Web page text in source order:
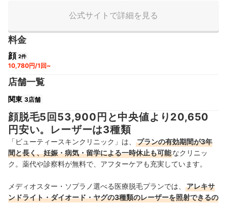
公式サイトで詳細を見る
料金
顔 2件
10,780円/1回~
店舗一覧
関東 3店舗
顔脱毛5回53,900円と中央値より20,650
円安い。レーザーは3種類
「ビューティースキンクリニック」は、
プランの有効期間が3年
間と長く、妊娠・病気・留学による一時休止も可能なクリニッ
ク。薬代や診察料が無料で、アフターケアも充実しています。
メディオスター・ソプラノ選べる医療脱毛プランでは、
アレキサ
ンドライト・ダイオード・ヤグの3種類のレーザーを照射できるの